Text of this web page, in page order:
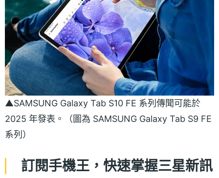
▲SAMSUNG Galaxy Tab S10 FE 系列傳聞可能於
2025 年發表。（圖為 SAMSUNG Galaxy Tab S9 FE
系列）
訂閱手機王，快速掌握三星新訊